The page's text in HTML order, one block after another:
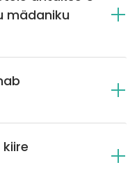
mädaniku